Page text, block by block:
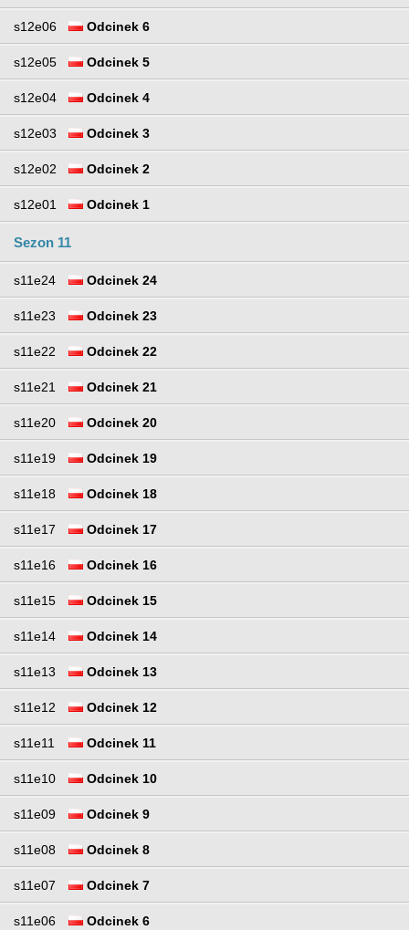
s12e06 Odcinek 6
s12e05 Odcinek 5
s12e04 Odcinek 4
s12e03 Odcinek 3
s12e02 Odcinek 2
s12e01 Odcinek 1
Sezon 11
s11e24 Odcinek 24
s11e23 Odcinek 23
s11e22 Odcinek 22
s11e21 Odcinek 21
s11e20 Odcinek 20
s11e19 Odcinek 19
s11e18 Odcinek 18
s11e17 Odcinek 17
s11e16 Odcinek 16
s11e15 Odcinek 15
s11e14 Odcinek 14
s11e13 Odcinek 13
s11e12 Odcinek 12
s11e11 Odcinek 11
s11e10 Odcinek 10
s11e09 Odcinek 9
s11e08 Odcinek 8
s11e07 Odcinek 7
s11e06 Odcinek 6